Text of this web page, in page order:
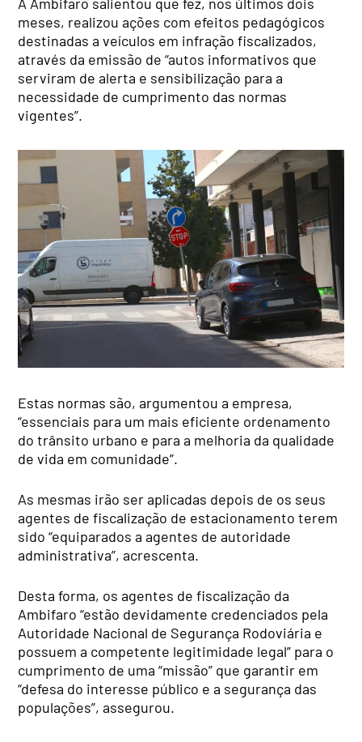
meses, realizou ações com efeitos pedagógicos
destinadas a veículos em infração fiscalizados,
através da emissão de “autos informativos que
serviram de alerta e sensibilização para a
necessidade de cumprimento das normas
vigentes”.
Estas normas são, argumentou a empresa,
“essenciais para um mais eficiente ordenamento
do trânsito urbano e para a melhoria da qualidade
de vida em comunidade”.
As mesmas irão ser aplicadas depois de os seus
agentes de fiscalização de estacionamento terem
sido “equiparados a agentes de autoridade
administrativa”, acrescenta.
Desta forma, os agentes de fiscalização da
Ambifaro “estão devidamente credenciados pela
Autoridade Nacional de Segurança Rodoviária e
possuem a competente legitimidade legal” para o
cumprimento de uma “missão” que garantir em
“defesa do interesse público e a segurança das
populações”, assegurou.